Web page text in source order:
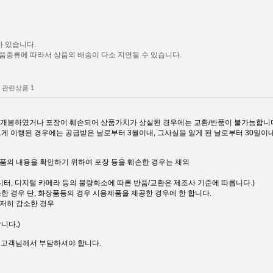
있습니다.
종류에 따라서 상품의 배송이 다소 지연될 수 있습니다.
관련상품 1
봉하였거나 포장이 훼손되어 상품가치가 상실된 경우에는 교환/반품이 불가능합니
이행된 경우에는 공급받은 날로부터 3월이내, 그사실을 알게 된 날로부터 30일이
의 내용을 확인하기 위하여 포장 등을 훼손한 경우는 제외
, 디지털 카메라 등의 불량화소에 따른 반품/교환은 제조사 기준에 따릅니다.)
경우 단, 화장품등의 경우 시용제품을 제공한 경우에 한 합니다.
히 감소한 경우
다.)
객님께서 부담하셔야 합니다.